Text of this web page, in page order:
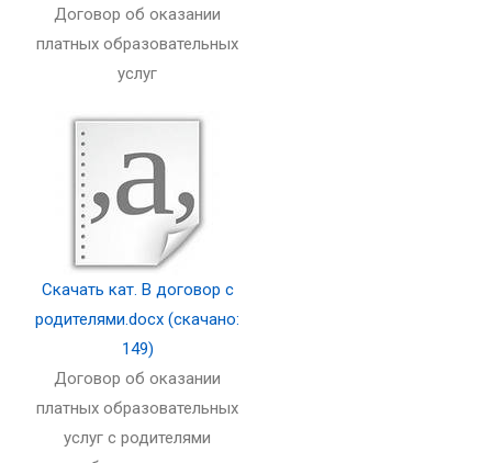
Договор об оказании
платных образовательных
услуг
Скачать кат. B договор с
родителями.docx (скачано:
149)
Договор об оказании
платных образовательных
услуг с родителями